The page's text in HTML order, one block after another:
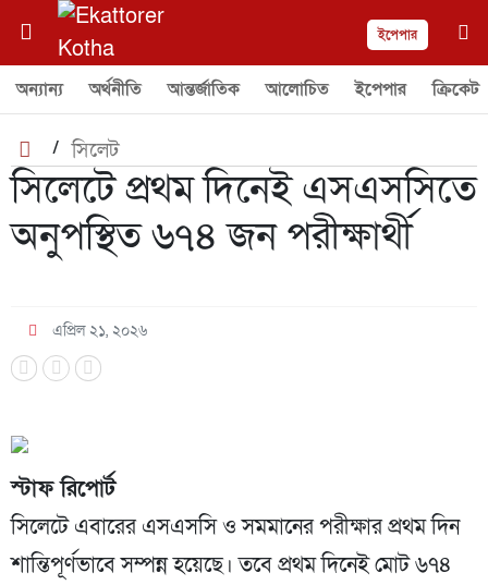
ইপেপার
অন্যান্য অর্থনীতি আন্তর্জাতিক আলোচিত ইপেপার ক্রিকেট
/সিলেট
সিলেটে প্রথম দিনেই এসএসসিতে
অনুপস্থিত ৬৭৪ জন পরীক্ষার্থী
এপ্রিল ২১, ২০২৬
স্টাফ রিপোর্ট
সিলেটে এবারের এসএসসি ও সমমানের পরীক্ষার প্রথম দিন
শান্তিপূর্ণভাবে সম্পন্ন হয়েছে। তবে প্রথম দিনেই মোট ৬৭৪